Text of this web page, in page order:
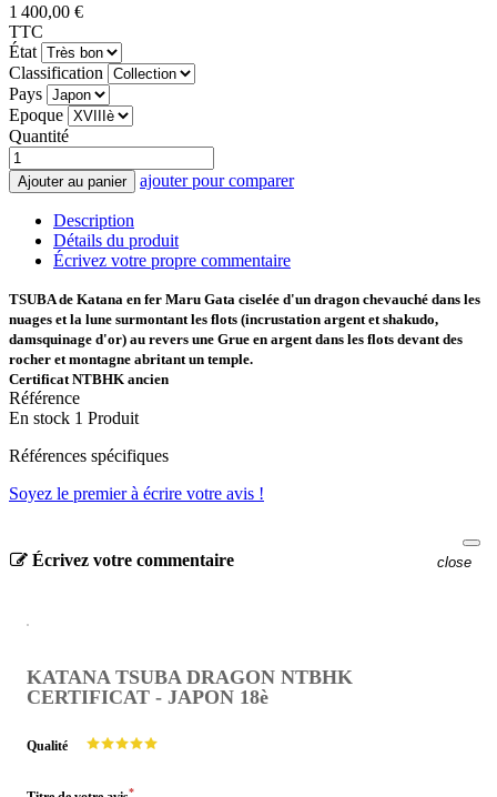
1 400,00 €
TTC
État
Classification
Pays
Epoque
Quantité
Ajouter au panier ajouter pour comparer
Description
Détails du produit
Écrivez votre propre commentaire
TSUBA de Katana en fer Maru Gata ciselée d'un dragon chevauché dans les
nuages et la lune surmontant les flots (incrustation argent et shakudo,
damsquinage d'or) au revers une Grue en argent dans les flots devant des
rocher et montagne abritant un temple.
Certificat NTBHK ancien
Référence
En stock 1 Produit
Références spécifiques
Soyez le premier à écrire votre avis !
Écrivez votre commentaire close
KATANA TSUBA DRAGON NTBHK
CERTIFICAT - JAPON 18è
Qualité
*